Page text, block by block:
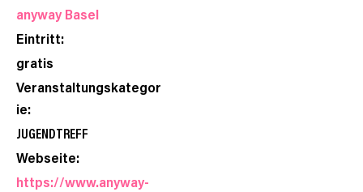
anyway Basel
Eintritt:
gratis
Veranstaltungskategor
ie:
JUGENDTREFF
Webseite:
https://www.anyway-